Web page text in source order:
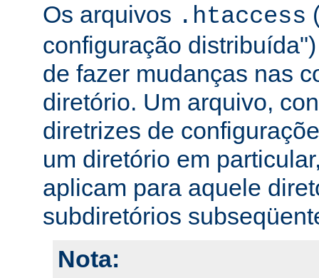
Os arquivos .htaccess
configuração
de fazer mudanças nas
diretório. Um arquivo,
diretrizes de
um diretório em
aplicam para aquele
subdiretórios
Nota: